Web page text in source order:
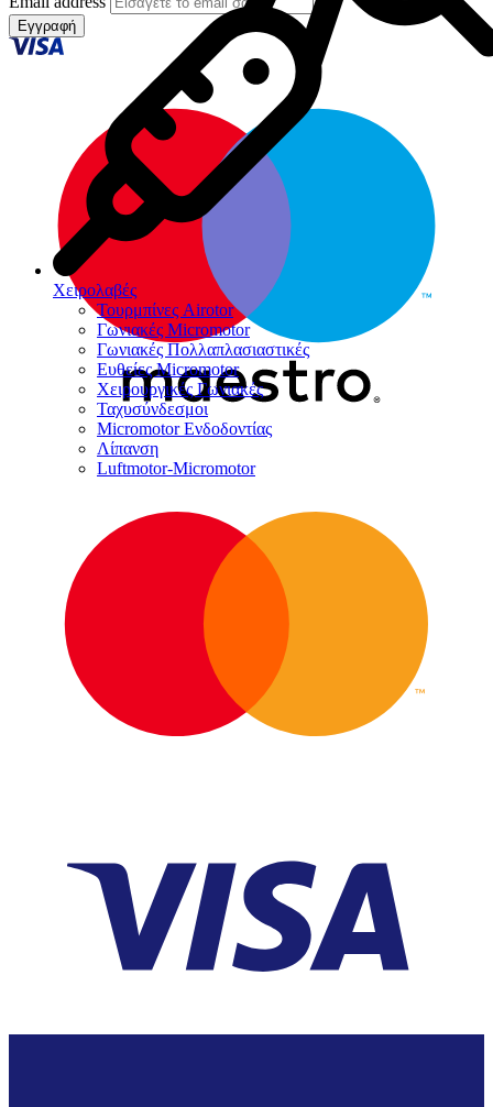
Χειρολαβές
Τουρμπίνες Airotor
Γωνιακές Micromotor
Γωνιακές Πολλαπλασιαστικές
Ευθείες Micromotor
Χειρουργικές Γωνιακές
Ταχυσύνδεσμοι
Micromotor Ενδοδοντίας
Λίπανση
Luftmotor-Micromotor
Εγγραφή